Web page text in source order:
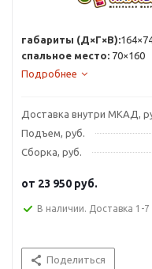
габариты (Д×Г×В):
спальное место: 70×160
Подробнее
Доставка внутри МКАД,
Подъем, руб.
Сборка, руб.
от 23 950 руб.
В наличии. Доставка 1-
Поделиться